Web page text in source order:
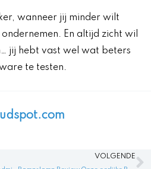
wanneer jij minder wilt
En altijd zicht wil
jij hebt vast wel wat beters
te testen.
VOLGENDE